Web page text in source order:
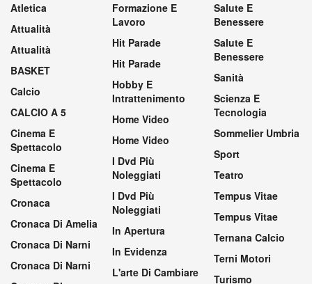
Atletica
Attualità
Attualità
BASKET
Calcio
CALCIO A 5
Cinema E
Spettacolo
Cinema E
Spettacolo
Cronaca
Cronaca Di Amelia
Cronaca Di Narni
Cronaca Di Narni
Formazione E
Lavoro
Hit Parade
Hit Parade
Hobby E
Intrattenimento
Home Video
Home Video
I Dvd Più
Noleggiati
I Dvd Più
Noleggiati
In Apertura
In Evidenza
L'arte Di Cambiare
Salute E
Benessere
Salute E
Benessere
Sanità
Scienza E
Tecnologia
Sommelier Umbria
Sport
Teatro
Tempus Vitae
Tempus Vitae
Ternana Calcio
Terni Motori
Turismo